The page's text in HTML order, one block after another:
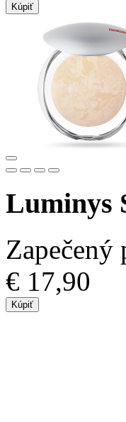
Kúpiť
Luminys
Zapečený
€ 17,90
Kúpiť